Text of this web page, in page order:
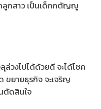
าลูกสาว เป็นเด็กกตัญญู
ล่วงไปได้ด้วยดี จะได้โชค
ขยายธุรกิจ จะเจริญ
ตัดสินใจ